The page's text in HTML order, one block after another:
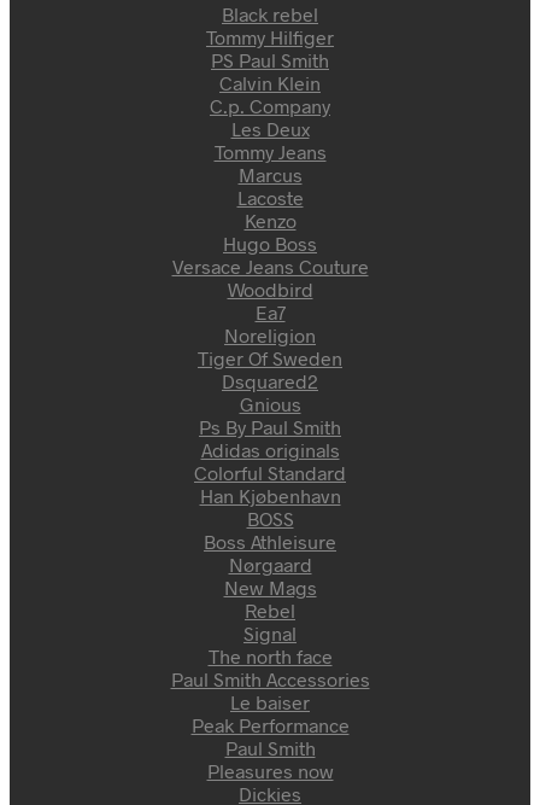
Black rebel
Tommy Hilfiger
PS Paul Smith
Calvin Klein
C.p. Company
Les Deux
Tommy Jeans
Marcus
Lacoste
Kenzo
Hugo Boss
Versace Jeans Couture
Woodbird
Ea7
Noreligion
Tiger Of Sweden
Dsquared2
Gnious
Ps By Paul Smith
Adidas originals
Colorful Standard
Han Kjøbenhavn
BOSS
Boss Athleisure
Nørgaard
New Mags
Rebel
Signal
The north face
Paul Smith Accessories
Le baiser
Peak Performance
Paul Smith
Pleasures now
Dickies